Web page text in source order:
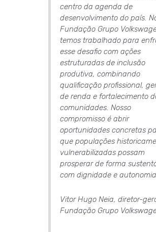
centro da agenda de
desenvolvimento do país.
Fundação Grupo
temos trabalhado para
esse desafio com ações
estruturadas de inclusão
produtiva, combinando
qualificação profissional,
de renda e fortalecimento
comunidades. Nosso
compromisso é abrir
oportunidades concretas
que populações
vulnerabilizadas possam
prosperar de forma
com dignidade e
Vitor Hugo Neia, diretor-
Fundação Grupo